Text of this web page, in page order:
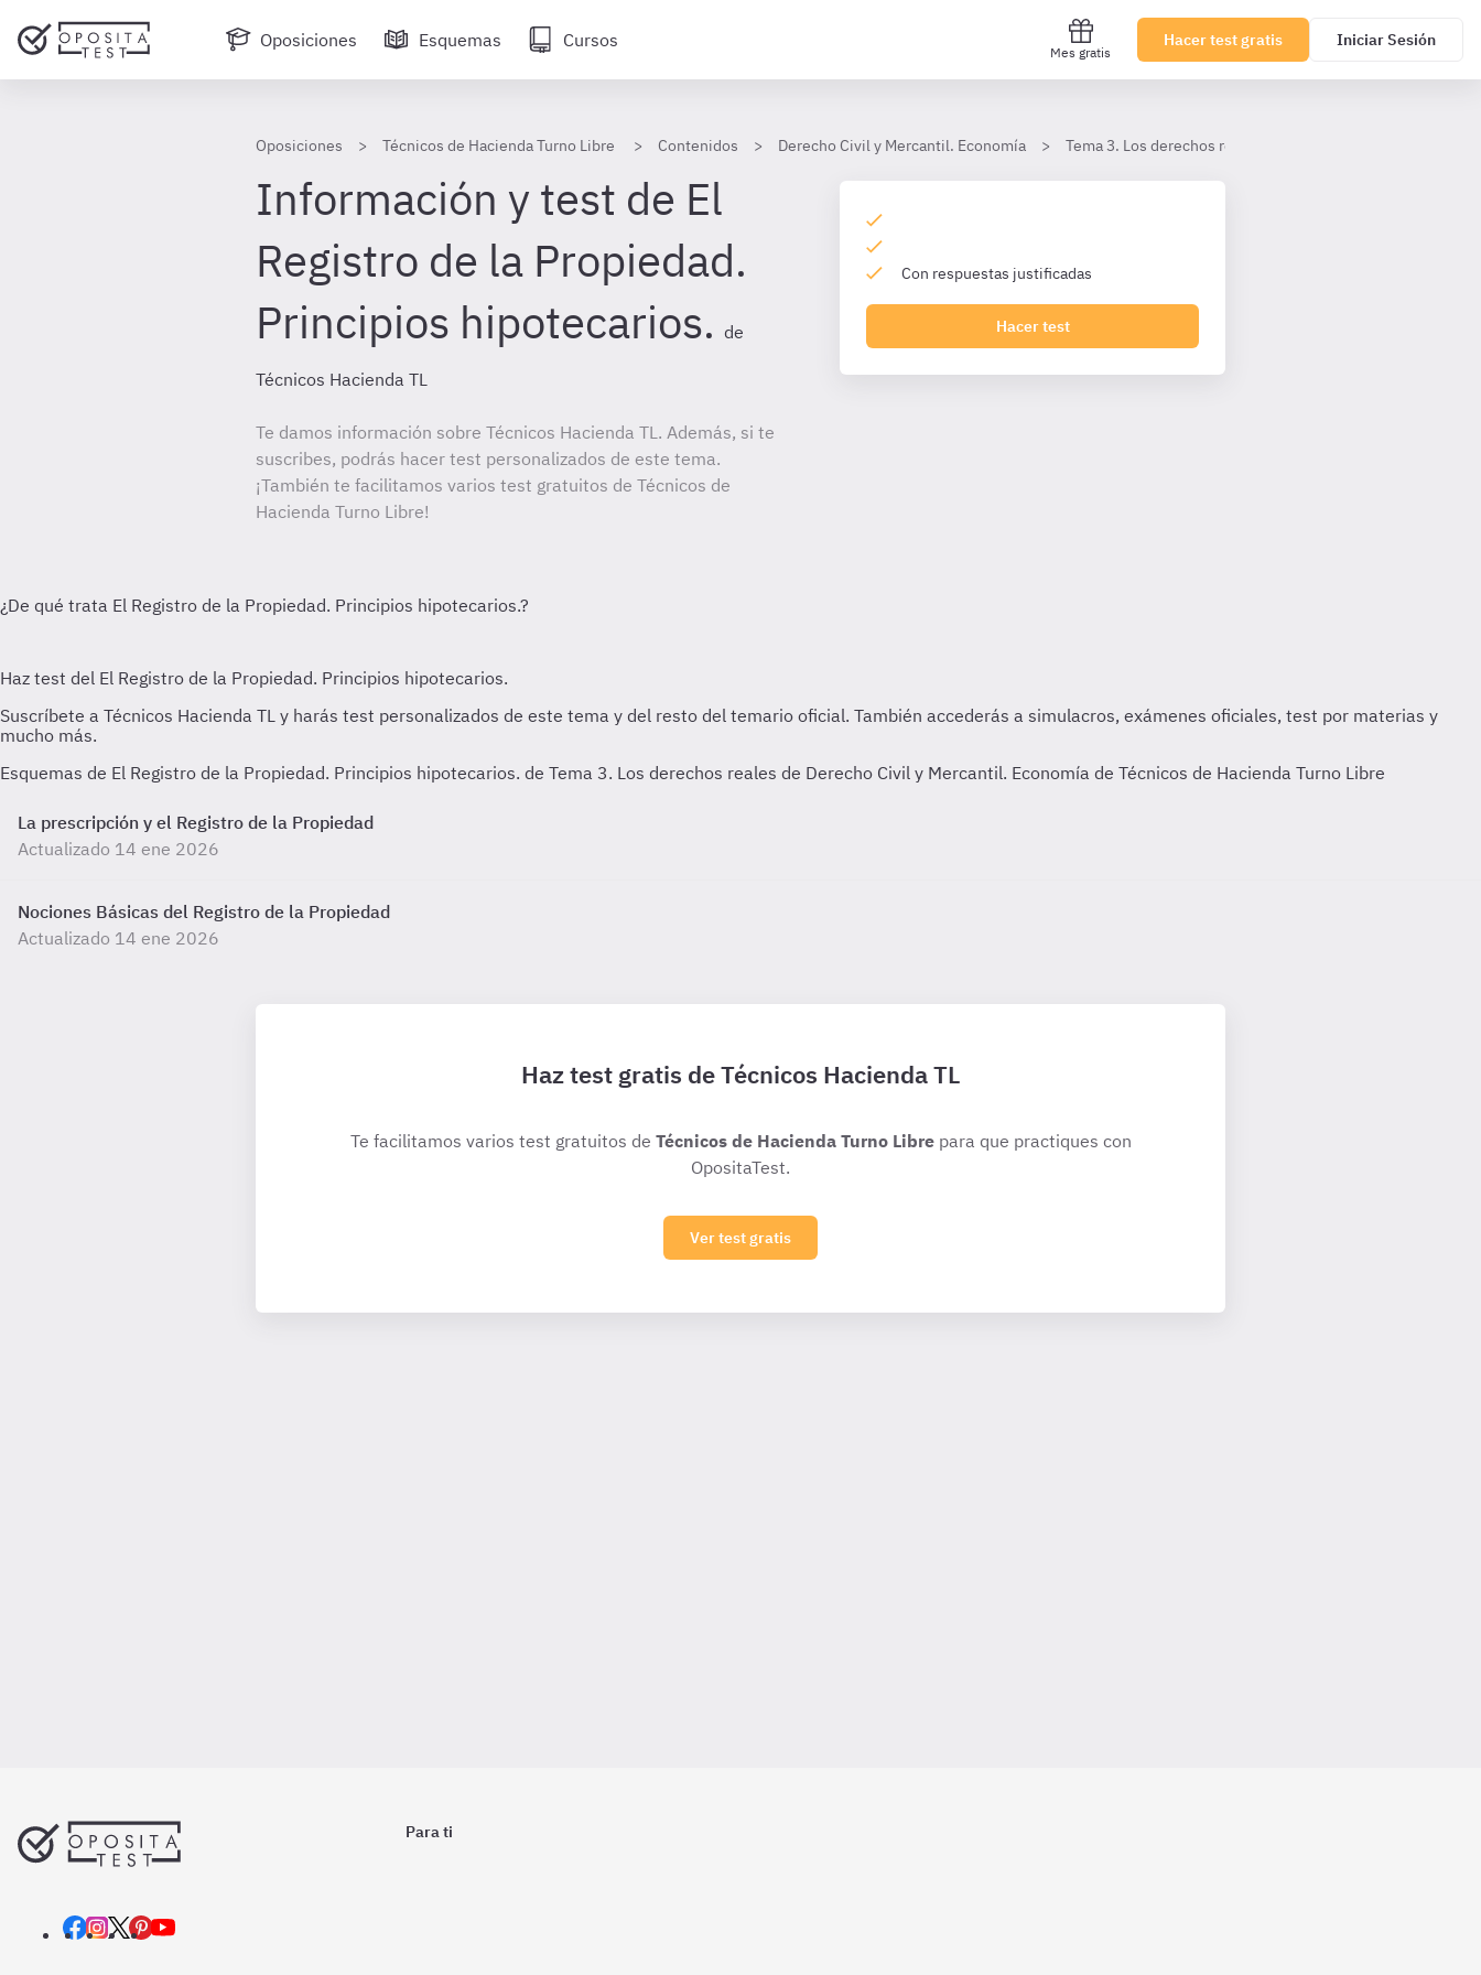
Oposiciones Esquemas Cursos
Mes gratis
Hacer test gratis Iniciar Sesión
Oposiciones Técnicos de Hacienda Turno Libre Contenidos Derecho Civil y Mercantil. Economía Tema 3. Los derechos reales
Información y test de El
Registro de la Propiedad.
Principios hipotecarios. de
Técnicos Hacienda TL
Te damos información sobre Técnicos Hacienda TL. Además, si te
suscribes, podrás hacer test personalizados de este tema.
¡También te facilitamos varios test gratuitos de Técnicos de
Hacienda Turno Libre!
Con respuestas justificadas
Hacer test
Esquemas de El Registro de la Propiedad. Principios hipotecarios. de Tema 3. Los derechos reales de Derecho Civil y Mercantil. Economía de Técnicos de Hacienda Turno Libre
La prescripción y el Registro de la Propiedad
Actualizado 14 ene 2026
Nociones Básicas del Registro de la Propiedad
Actualizado 14 ene 2026
Haz test gratis de Técnicos Hacienda TL
Te facilitamos varios test gratuitos de Técnicos de Hacienda Turno Librepara que practiques con
OpositaTest.
Ver test gratis
Para ti